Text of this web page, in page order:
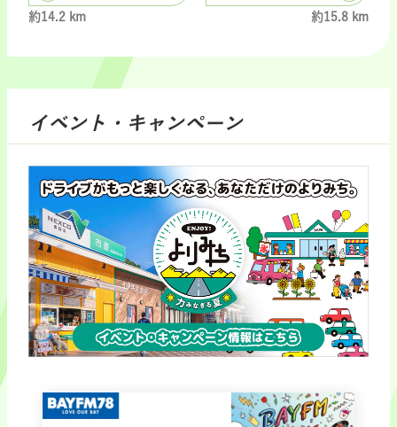
約14.2 km 約15.8 km
イベント・キャンペーン